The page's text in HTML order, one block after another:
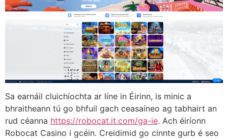
Sa earnáil cluichíochta ar líne in Éirinn, is minic a
bhraitheann tú go bhfuil gach ceasaíneo ag tabhairt an
rud céanna https://robocat.it.com/ga-ie. Ach éiríonn
Robocat Casino i gcéin. Creidimid go cinnte gurb é seo